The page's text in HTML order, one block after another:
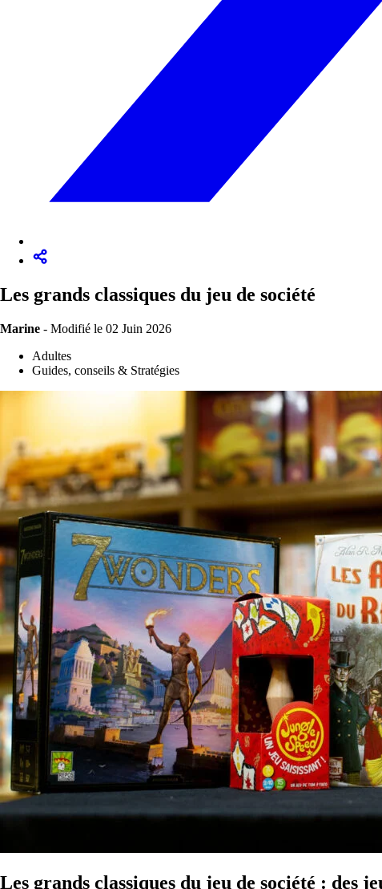
Les grands classiques du jeu de société
Marine - Modifié le 02 Juin 2026
Adultes
Guides, conseils & Stratégies
Les grands classiques du jeu de société : des